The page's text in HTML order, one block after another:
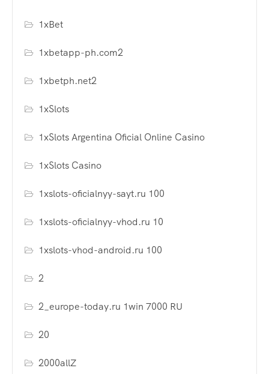
1xBet
1xbetapp-ph.com2
1xbetph.net2
1xSlots
1xSlots Argentina Oficial Online Casino
1xSlots Casino
1xslots-oficialnyy-sayt.ru 100
1xslots-oficialnyy-vhod.ru 10
1xslots-vhod-android.ru 100
2
2_europe-today.ru 1win 7000 RU
20
2000allZ